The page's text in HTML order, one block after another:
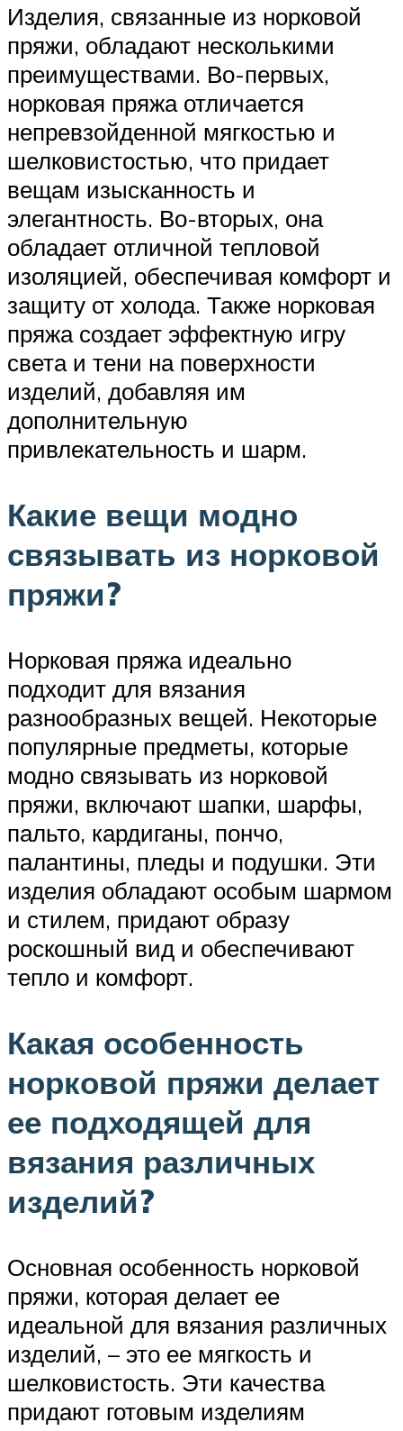
Изделия, связанные из норковой
пряжи, обладают несколькими
преимуществами. Во-первых,
норковая пряжа отличается
непревзойденной мягкостью и
шелковистостью, что придает
вещам изысканность и
элегантность. Во-вторых, она
обладает отличной тепловой
изоляцией, обеспечивая комфорт и
защиту от холода. Также норковая
пряжа создает эффектную игру
света и тени на поверхности
изделий, добавляя им
дополнительную
привлекательность и шарм.
Какие вещи модно
связывать из норковой
пряжи?
Норковая пряжа идеально
подходит для вязания
разнообразных вещей. Некоторые
популярные предметы, которые
модно связывать из норковой
пряжи, включают шапки, шарфы,
пальто, кардиганы, пончо,
палантины, пледы и подушки. Эти
изделия обладают особым шармом
и стилем, придают образу
роскошный вид и обеспечивают
тепло и комфорт.
Какая особенность
норковой пряжи делает
ее подходящей для
вязания различных
изделий?
Основная особенность норковой
пряжи, которая делает ее
идеальной для вязания различных
изделий, – это ее мягкость и
шелковистость. Эти качества
придают готовым изделиям